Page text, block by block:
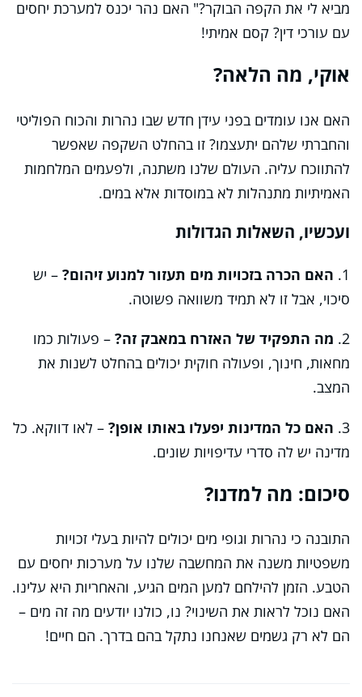
מביא לי את הקפה הבוקר?" האם נהר יכנס למערכת יחסים
עם עורכי דין? קסם אמיתי!
אוקי, מה הלאה?
האם אנו עומדים בפני עידן חדש שבו נהרות והכוח הפוליטי
והחברתי שלהם יתעצמו? זו בהחלט השקפה שאפשר
להתווכח עליה. העולם שלנו משתנה, ולפעמים המלחמות
האמיתיות מתנהלות לא במוסדות אלא במים.
ועכשיו, השאלות הגדולות
1. האם הכרה בזכויות מים תעזור למנוע זיהום? – יש
סיכוי, אבל זו לא תמיד משוואה פשוטה.
2. מה התפקיד של האזרח במאבק זה? – פעולות כמו
מחאות, חינוך, ופעולה חוקית יכולים בהחלט לשנות את
המצב.
3. האם כל המדינות יפעלו באותו אופן? – לאו דווקא. כל
מדינה יש לה סדרי עדיפויות שונים.
סיכום: מה למדנו?
התובנה כי נהרות וגופי מים יכולים להיות בעלי זכויות
משפטיות משנה את המחשבה שלנו על מערכות יחסים עם
הטבע. הזמן להילחם למען המים הגיע, והאחריות היא עלינו.
האם נוכל לראות את השינוי? נו, כולנו יודעים מה זה מים –
הם לא רק גשמים שאנחנו נתקל בהם בדרך. הם חיים!